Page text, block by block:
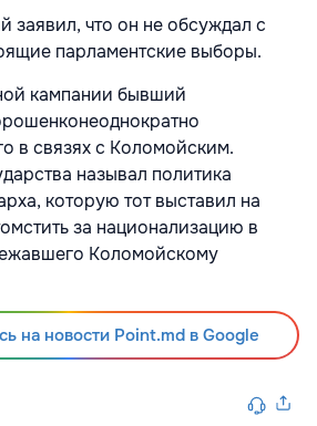
заявил, что он не обсуждал с
парламентские выборы.
кампании бывший
в связях с Коломойским.
называл политика
которую тот выставил на
за национализацию в
Коломойскому
на новости Point.md в Google